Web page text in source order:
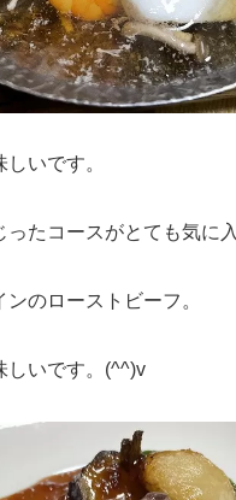
いです。
ったコースがとても気に
のローストビーフ。
しいです。(^^)v